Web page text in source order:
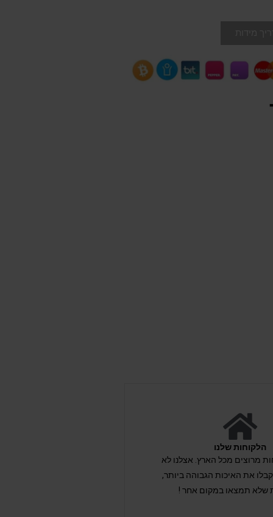
הלקוחות שלנו
לקוחות מרוצים מכל הארץ. אצלנו לא
את האיכות הגבוהה ביותר,
שלא תמצאו במקום אחר !